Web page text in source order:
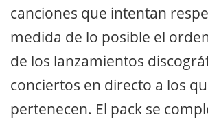
canciones que intentan
medida de lo posible el
de los lanzamientos
conciertos en directo a los
pertenecen. El pack se